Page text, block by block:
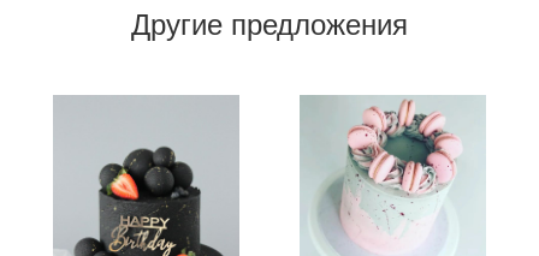
Другие предложения